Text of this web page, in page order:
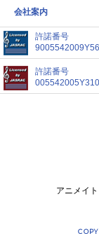
会社案内
許諾番号
許諾番号
アニメイ